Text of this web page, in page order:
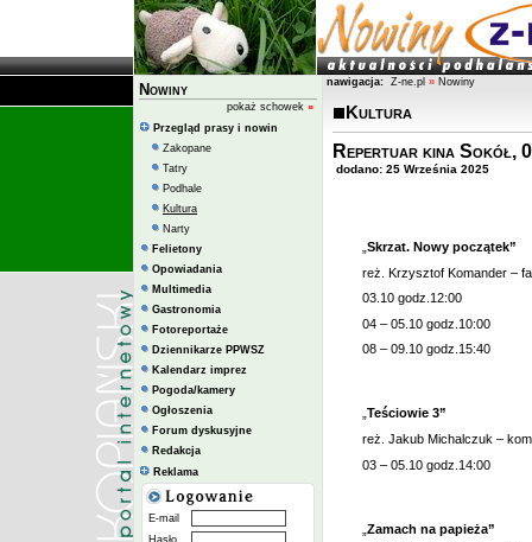
Nowiny
pokaż schowek »
Przegląd prasy i nowin
Zakopane
Tatry
Podhale
Kultura
Narty
Felietony
Opowiadania
Multimedia
Gastronomia
Fotoreportaże
Dziennikarze PPWSZ
Kalendarz imprez
Pogoda/kamery
Ogłoszenia
Forum dyskusyjne
Redakcja
Reklama
E-mail
Hasło
nawigacja: Z-ne.pl » Nowiny
Kultura
Repertuar kina Sokół,
dodano: 25 Września 2025
Skrzat. Nowy początek”
reż. Krzysztof Komander –
03.10 godz.12:00
04 – 05.10 godz.10:00
08 – 09.10 godz.15:40
„Teściowie 3”
reż. Jakub Michalczuk –
03 – 05.10 godz.14:00
Zamach na papieża”